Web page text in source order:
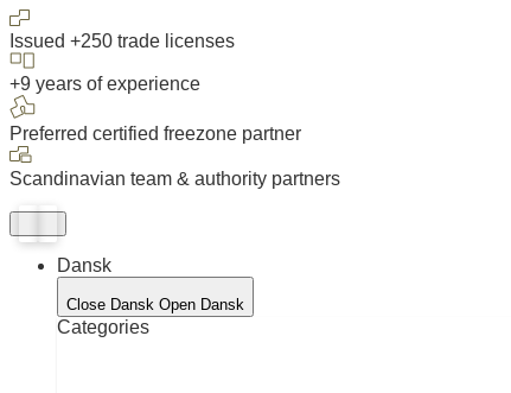
Issued +250 trade licenses
+9 years of experience
Preferred certified freezone partner
Scandinavian team & authority partners
Dansk
Close Dansk Open Dansk
Categories